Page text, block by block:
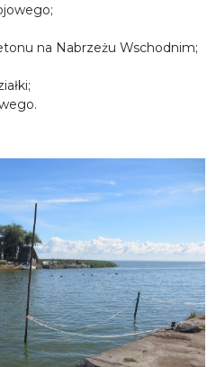
na Nabrzeżu Wschodnim;